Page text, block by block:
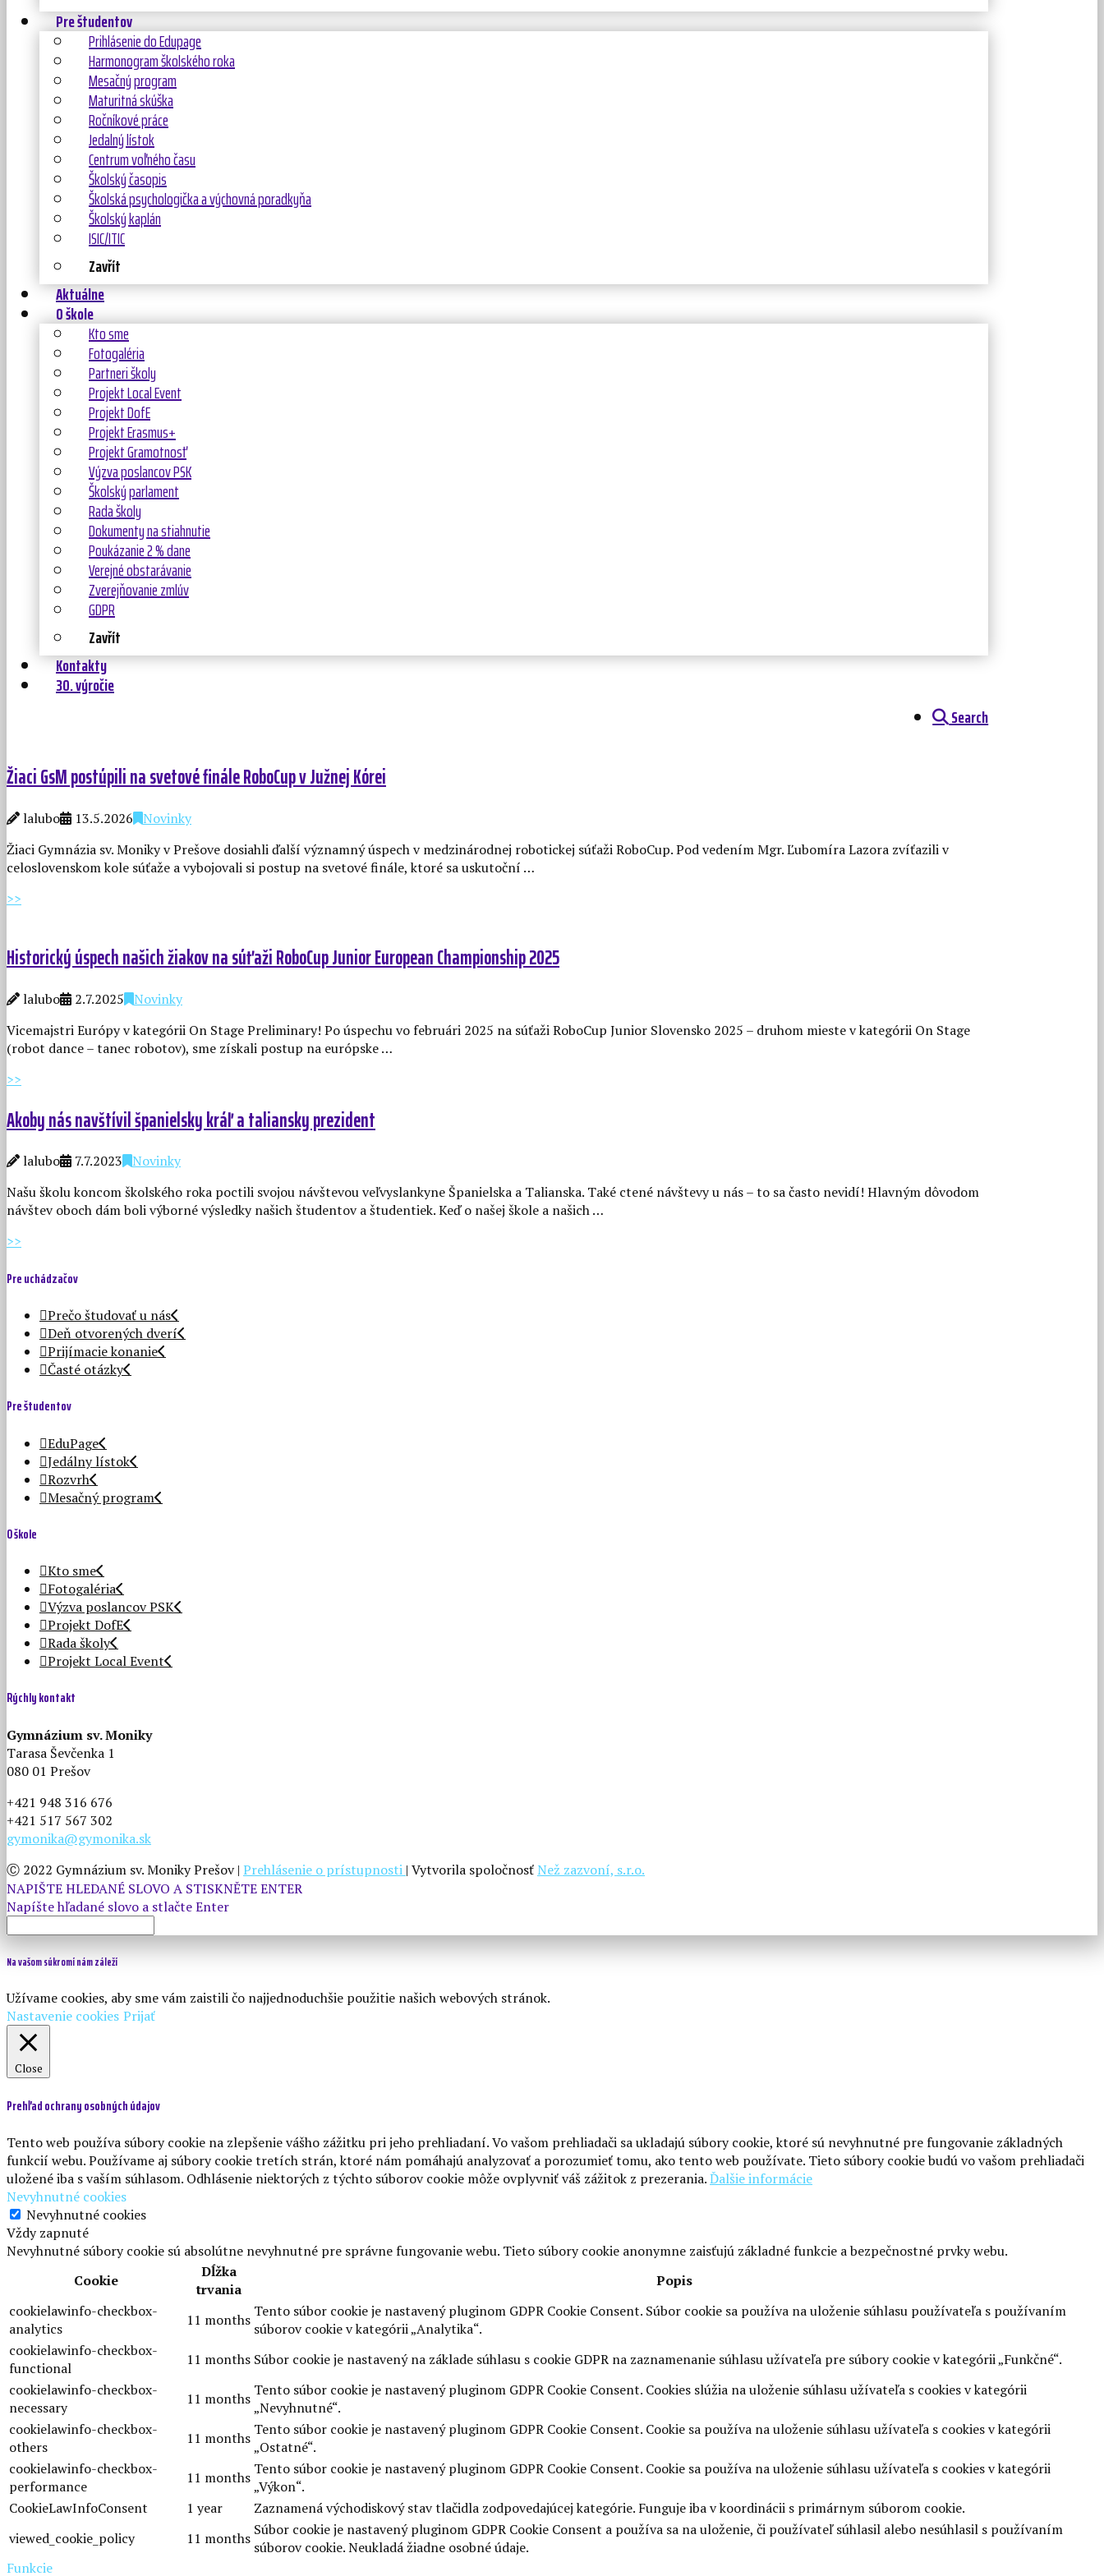
Pre študentov
Prihlásenie do Edupage
Harmonogram školského roka
Mesačný program
Maturitná skúška
Ročníkové práce
Jedalný lístok
Centrum voľného času
Školský časopis
Školská psychologička a výchovná poradkyňa
Školský kaplán
ISIC/ITIC
Zavřít
Aktuálne
O škole
Kto sme
Fotogaléria
Partneri školy
Projekt Local Event
Projekt DofE
Projekt Erasmus+
Projekt Gramotnosť
Výzva poslancov PSK
Školský parlament
Rada školy
Dokumenty na stiahnutie
Poukázanie 2 % dane
Verejné obstarávanie
Zverejňovanie zmlúv
GDPR
Zavřít
Kontakty
30. výročie
Search
Žiaci GsM postúpili na svetové finále RoboCup v Južnej Kórei
lalubo 13.5.2026 Novinky
Žiaci Gymnázia sv. Moniky v Prešove dosiahli ďalší významný úspech v medzinárodnej robotickej súťaži RoboCup. Pod vedením Mgr. Ľubomíra Lazora zvíťazili v
celoslovenskom kole súťaže a vybojovali si postup na svetové finále, ktoré sa uskutoční …
>>
Historický úspech našich žiakov na súťaži RoboCup Junior European Championship 2025
lalubo 2.7.2025 Novinky
Vicemajstri Európy v kategórii On Stage Preliminary! Po úspechu vo februári 2025 na súťaži RoboCup Junior Slovensko 2025 – druhom mieste v kategórii On Stage
(robot dance – tanec robotov), sme získali postup na európske …
>>
Akoby nás navštívil španielsky kráľ a taliansky prezident
lalubo 7.7.2023 Novinky
Našu školu koncom školského roka poctili svojou návštevou veľvyslankyne Španielska a Talianska. Také ctené návštevy u nás – to sa často nevidí! Hlavným dôvodom
návštev oboch dám boli výborné výsledky našich študentov a študentiek. Keď o našej škole a našich …
>>
Pre uchádzačov
Prečo študovať u nás
Deň otvorených dverí
Prijímacie konanie
Časté otázky
Pre študentov
EduPage
Jedálny lístok
Rozvrh
Mesačný program
O škole
Kto sme
Fotogaléria
Výzva poslancov PSK
Projekt DofE
Rada školy
Projekt Local Event
Rýchly kontakt
Gymnázium sv. Moniky
Tarasa Ševčenka 1
080 01 Prešov
+421 948 316 676
+421 517 567 302
gymonika@gymonika.sk
Ⓒ 2022 Gymnázium sv. Moniky Prešov | Prehlásenie o prístupnosti | Vytvorila spoločnosťNež zazvoní, s.r.o.
NAPIŠTE HLEDANÉ SLOVO A STISKNĚTE ENTER
Na vašom súkromí nám záleží
Užívame cookies, aby sme vám zaistili čo najjednoduchšie použitie našich webových stránok.
Nastavenie cookies Prijať
Close
Prehľad ochrany osobných údajov
Tento web používa súbory cookie na zlepšenie vášho zážitku pri jeho prehliadaní. Vo vašom prehliadači sa ukladajú súbory cookie, ktoré sú nevyhnutné pre fungovanie základných
funkcií webu. Používame aj súbory cookie tretích strán, ktoré nám pomáhajú analyzovať a porozumieť tomu, ako tento web používate. Tieto súbory cookie budú vo vašom prehliadači
uložené iba s vaším súhlasom. Odhlásenie niektorých z týchto súborov cookie môže ovplyvniť váš zážitok z prezerania.Ďalšie informácie
Nevyhnutné cookies
Nevyhnutné cookies
Vždy zapnuté
Nevyhnutné súbory cookie sú absolútne nevyhnutné pre správne fungovanie webu. Tieto súbory cookie anonymne zaisťujú základné funkcie a bezpečnostné prvky webu.
Cookie
Dĺžka
trvania
Popis
cookielawinfo-checkbox-
analytics
11 months Tento súbor cookie je nastavený pluginom GDPR Cookie Consent. Súbor cookie sa používa na uloženie súhlasu používateľa s používaním
súborov cookie v kategórii „Analytika“.
cookielawinfo-checkbox-
functional
11 months Súbor cookie je nastavený na základe súhlasu s cookie GDPR na zaznamenanie súhlasu užívateľa pre súbory cookie v kategórii „Funkčné“.
cookielawinfo-checkbox-
necessary
11 months Tento súbor cookie je nastavený pluginom GDPR Cookie Consent. Cookies slúžia na uloženie súhlasu užívateľa s cookies v kategórii
„Nevyhnutné“.
cookielawinfo-checkbox-
others
11 months Tento súbor cookie je nastavený pluginom GDPR Cookie Consent. Cookie sa používa na uloženie súhlasu užívateľa s cookies v kategórii
„Ostatné“.
cookielawinfo-checkbox-
performance
11 months Tento súbor cookie je nastavený pluginom GDPR Cookie Consent. Cookie sa používa na uloženie súhlasu užívateľa s cookies v kategórii
„Výkon“.
CookieLawInfoConsent
1 year
Zaznamená východiskový stav tlačidla zodpovedajúcej kategórie. Funguje iba v koordinácii s primárnym súborom cookie.
viewed_cookie_policy
11 months Súbor cookie je nastavený pluginom GDPR Cookie Consent a používa sa na uloženie, či používateľ súhlasil alebo nesúhlasil s používaním
súborov cookie. Neukladá žiadne osobné údaje.
Funkcie